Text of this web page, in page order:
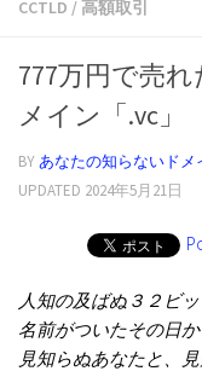
CCTLD /高額取引
777万円で売
メイン「.vc」
BYあなたの知らないドメ
UPDATED 2024年5月21日
人知の及ばぬ３２ビッ
名前がついたその日か
見知らぬあなたと、